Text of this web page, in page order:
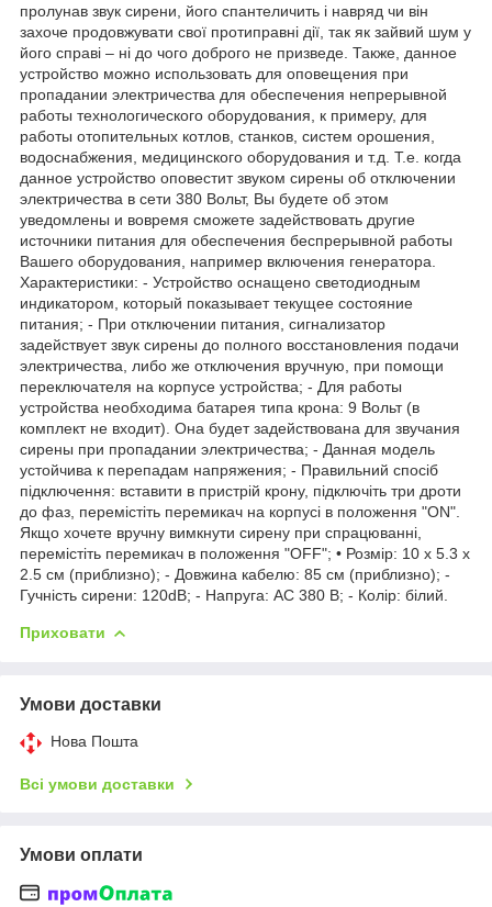
пролунав звук сирени, його спантеличить і навряд чи він
захоче продовжувати свої протиправні дії, так як зайвий шум у
його справі – ні до чого доброго не призведе. Также, данное
устройство можно использовать для оповещения при
пропадании электричества для обеспечения непрерывной
работы технологического оборудования, к примеру, для
работы отопительных котлов, станков, систем орошения,
водоснабжения, медицинского оборудования и т.д. Т.е. когда
данное устройство оповестит звуком сирены об отключении
электричества в сети 380 Вольт, Вы будете об этом
уведомлены и вовремя сможете задействовать другие
источники питания для обеспечения беспрерывной работы
Вашего оборудования, например включения генератора.
Характеристики: - Устройство оснащено светодиодным
индикатором, который показывает текущее состояние
питания; - При отключении питания, сигнализатор
задействует звук сирены до полного восстановления подачи
электричества, либо же отключения вручную, при помощи
переключателя на корпусе устройства; - Для работы
устройства необходима батарея типа крона: 9 Вольт (в
комплект не входит). Она будет задействована для звучания
сирены при пропадании электричества; - Данная модель
устойчива к перепадам напряжения; - Правильний спосіб
підключення: вставити в пристрій крону, підключіть три дроти
до фаз, перемістіть перемикач на корпусі в положення "ON".
Якщо хочете вручну вимкнути сирену при спрацюванні,
перемістіть перемикач в положення "OFF"; • Розмір: 10 x 5.3 x
2.5 см (приблизно); - Довжина кабелю: 85 см (приблизно); -
Гучність сирени: 120dB; - Напруга: AC 380 В; - Колір: білий.
Приховати
Умови доставки
Нова Пошта
Всі умови доставки
Умови оплати